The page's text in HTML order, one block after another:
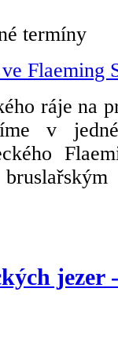
termíny
Flaeming
ráje na p
v
jezer